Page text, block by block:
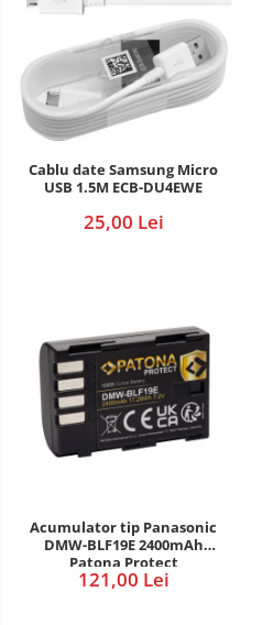
Cablu date Samsung Micro
USB 1.5M ECB-DU4EWE
25,00 Lei
Acumulator tip Panasonic
DMW-BLF19E 2400mAh
Patona Protect
121,00 Lei